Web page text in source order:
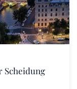
Scheidung